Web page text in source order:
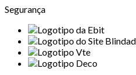
Segurança